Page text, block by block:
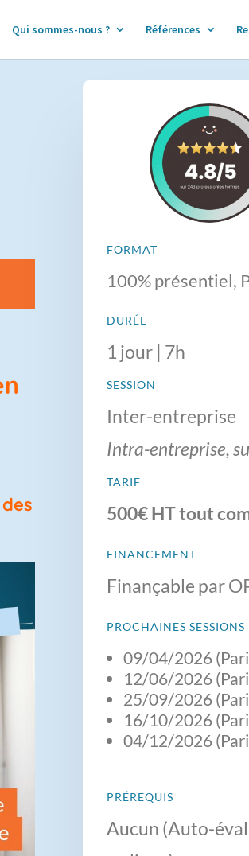
Qui sommes-nous ? Références
FORMAT
100% présentiel,
DURÉE
1 jour | 7h
SESSION
Inter-entreprise
Intra-entreprise,
TARIF
500€ HT tout
FINANCEMENT
Finançable par
PROCHAINES SESSIONS
09/04/2026
12/06/2026
25/09/2026
16/10/2026
04/12/2026
PRÉREQUIS
Aucun (Auto-